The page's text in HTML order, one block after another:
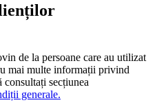
de la persoane care au utilizat
mai multe informații privind
consultați secțiunea
generale.